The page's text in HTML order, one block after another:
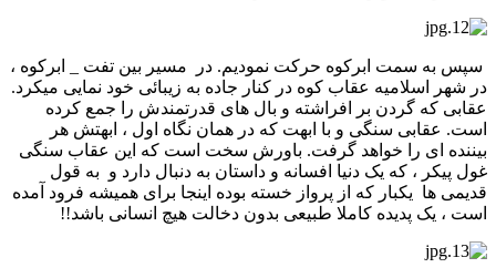
سپس به سمت ابرکوه حرکت نمودیم. در مسیر بین تفت _ ابرکوه ،
در شهر اسلامیه عقاب کوه در کنار جاده به زیبائی خود نمایی میکرد.
عقابی که گردن بر افراشته و بال های قدرتمندش را جمع کرده
است. عقابی سنگی و با ابهت که در همان نگاه اول ، ابهتش هر
بیننده ای را خواهد گرفت. باورش سخت است که این عقاب سنگی
غول پیکر ، که یک دنیا افسانه و داستان به دنبال دارد و به قول
قدیمی ها یکبار که از پرواز خسته بوده اینجا برای همیشه فرود آمده
است ، یک پدیده کاملا طبیعی بدون دخالت هیچ انسانی باشد!!